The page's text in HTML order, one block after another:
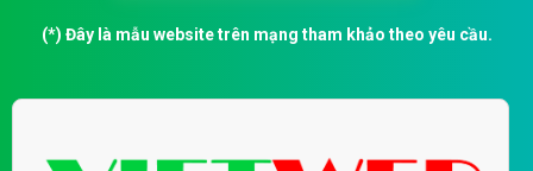
(*) Đây là mẫu website trên mạng tham khảo theo yêu cầu.